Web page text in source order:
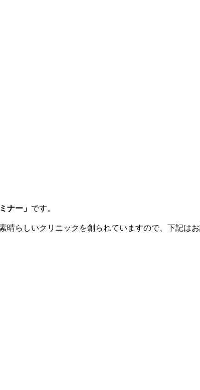
ナー」 です。
らしいクリニックを創られていますので、下記は